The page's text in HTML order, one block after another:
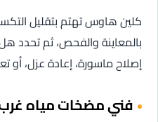
كلين هاوس تهتم بتقليل
بالمعاينة والفحص، ثم تحدد
إصلاح ماسورة، إعادة عزل، أو
فني مضخات مياه